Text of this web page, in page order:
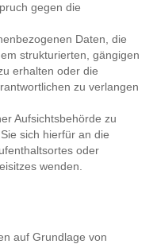
gegen die
Daten, die
strukturierten, gängigen
erhalten oder die
zu verlangen
Aufsichtsbehörde zu
sich hierfür an die
oder
wenden.
auf Grundlage von